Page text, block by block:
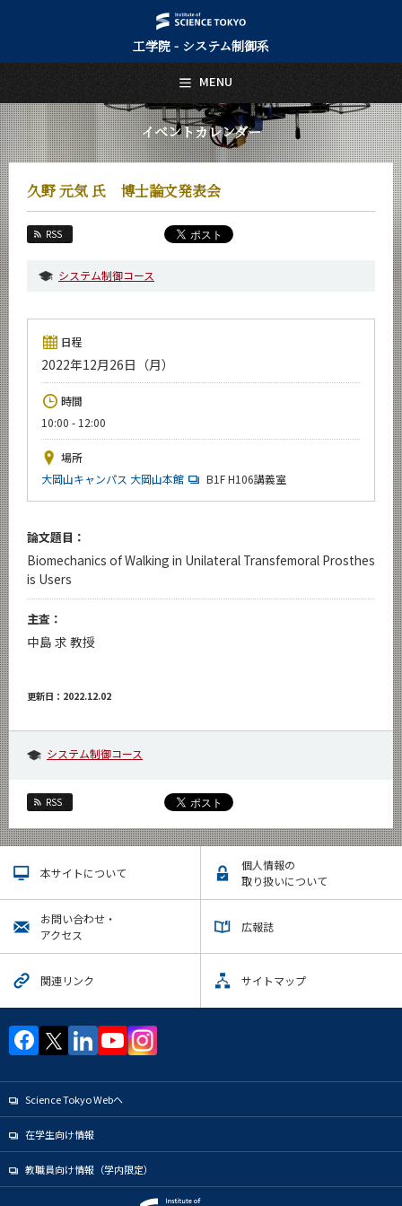
工学院 - システム制御系
イベントカレンダー
久野 元気 氏 博士論文発表会
RSS
システム制御コース
日程
2022年12月26日（月）
時間
10:00 - 12:00
場所
大岡山キャンパス 大岡山本館
B1F H106講義室
論文題目：
Biomechanics of Walking in Unilateral Transfemoral Prosthes
is Users
主査：
中島 求 教授
更新日：2022.12.02
システム制御コース
RSS
本サイトについて
個人情報の
取り扱いについて
お問い合わせ・
アクセス
広報誌
関連リンク サイトマップ
Science Tokyo Webヘ
在学生向け情報
教職員向け情報（学内限定）
MENU
日本語 English
トップページ
Top Page
システム制御系について
About Us
教育
Education
入学案内
Admissions
システム制御系 News
イベントカレンダー
Event Calendar
今後の課程別イベント
年別アーカイブ